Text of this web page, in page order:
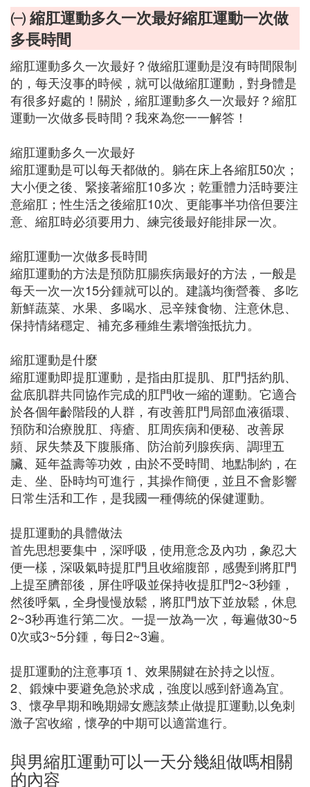
㈠ 縮肛運動多久一次最好縮肛運動一次做
多長時間
縮肛運動多久一次最好？做縮肛運動是沒有時間限制
的，每天沒事的時候，就可以做縮肛運動，對身體是
有很多好處的！關於，縮肛運動多久一次最好？縮肛
運動一次做多長時間？我來為您一一解答！
縮肛運動多久一次最好
縮肛運動是可以每天都做的。躺在床上各縮肛50次；
大小便之後、緊接著縮肛10多次；乾重體力活時要注
意縮肛；性生活之後縮肛10次、更能事半功倍但要注
意、縮肛時必須要用力、練完後最好能排尿一次。
縮肛運動一次做多長時間
縮肛運動的方法是預防肛腸疾病最好的方法，一般是
每天一次一次15分鍾就可以的。建議均衡營養、多吃
新鮮蔬菜、水果、多喝水、忌辛辣食物、注意休息、
保持情緒穩定、補充多種維生素增強抵抗力。
縮肛運動是什麼
縮肛運動即提肛運動，是指由肛提肌、肛門括約肌、
盆底肌群共同協作完成的肛門收一縮的運動。它適合
於各個年齡階段的人群，有改善肛門局部血液循環、
預防和治療脫肛、痔瘡、肛周疾病和便秘、改善尿
頻、尿失禁及下腹脹痛、防治前列腺疾病、調理五
臟、延年益壽等功效，由於不受時間、地點制約，在
走、坐、卧時均可進行，其操作簡便，並且不會影響
日常生活和工作，是我國一種傳統的保健運動。
提肛運動的具體做法
首先思想要集中，深呼吸，使用意念及內功，象忍大
便一樣，深吸氣時提肛門且收縮腹部，感覺到將肛門
上提至臍部後，屏住呼吸並保持收提肛門2~3秒鍾，
然後呼氣，全身慢慢放鬆，將肛門放下並放鬆，休息
2~3秒再進行第二次。一提一放為一次，每遍做30~5
0次或3~5分鍾，每日2~3遍。
提肛運動的注意事項 1、效果關鍵在於持之以恆。
2、鍛煉中要避免急於求成，強度以感到舒適為宜。
3、懷孕早期和晚期婦女應該禁止做提肛運動,以免刺
激子宮收縮，懷孕的中期可以適當進行。
與男縮肛運動可以一天分幾組做嗎相關
的內容